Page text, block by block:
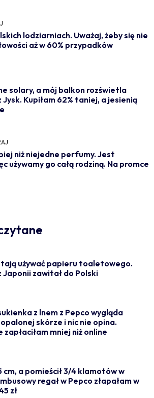
lodziarniach. Uważaj, żeby się nie
aż w 60% przypadków
solary, a mój balkon rozświetla
Kupiłam 62% taniej, a jesienią
niż niejedne perfumy. Jest
używamy go całą rodziną. Na promce
używać papieru toaletowego.
Japonii zawitał do Polski
z lnem z Pepco wygląda
skórze i nic nie opina.
mniej niż online
cm, a pomieścił 3/4 klamotów w
regał w Pepco złapałam w
zł